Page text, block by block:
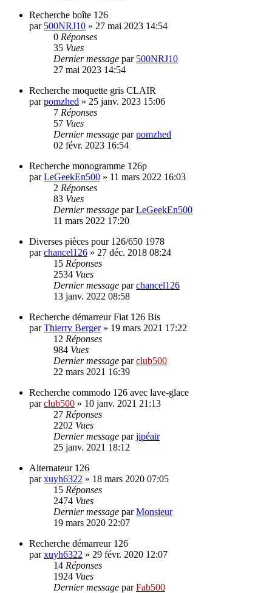
Recherche boîte 126
par 500NRJ10 » 27 mai 2023 14:54
0 Réponses
35 Vues
Dernier message par 500NRJ10
27 mai 2023 14:54
Recherche moquette gris CLAIR
parpomzhed » 25 janv. 2023 15:06
7 Réponses
57 Vues
Dernier message parpomzhed
02 févr. 2023 16:54
Recherche monogramme 126p
parLeGeekEn500 » 11 mars 2022 16:03
2 Réponses
83 Vues
Dernier message parLeGeekEn500
11 mars 2022 17:20
Diverses pièces pour 126/650 1978
parchancel126 » 27 déc. 2018 08:24
15 Réponses
2534 Vues
Dernier message parchancel126
13 janv. 2022 08:58
Recherche démarreur Fiat 126 Bis
parThierry Berger» 19 mars 2021 17:22
12 Réponses
984 Vues
Dernier message parclub500
22 mars 2021 16:39
Recherche commodo 126 avec lave-glace
parclub500 » 10 janv. 2021 21:13
27 Réponses
2202 Vues
Dernier message parjipéair
25 janv. 2021 18:12
Alternateur 126
parxuyh6322 » 18 mars 2020 07:05
15 Réponses
2474 Vues
Dernier message parMonsieur
19 mars 2020 22:07
Recherche démarreur 126
parxuyh6322 » 29 févr. 2020 12:07
14 Réponses
1924 Vues
Dernier message parFab500